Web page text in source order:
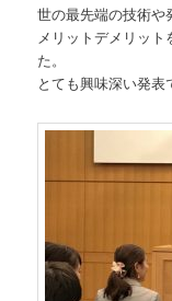
世の最先端の技術や
メリットデメリッ
た。
とても興味深い発表